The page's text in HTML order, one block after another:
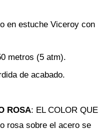
en estuche Viceroy con
metros (5 atm).
de acabado.
ROSA: EL COLOR QUE
rosa sobre el acero se